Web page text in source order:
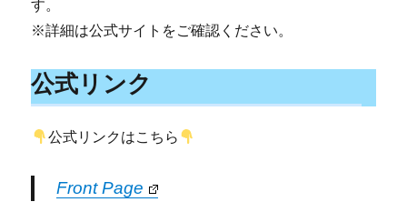
す。
※詳細は公式サイトをご確認ください。
公式リンク
公式リンクはこちら
Front Page